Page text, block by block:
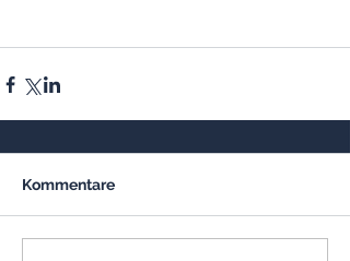
Kommentare